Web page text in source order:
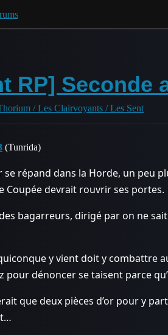
RP] Seconde
/ Les Clairvoyants / Les Sent
(Tunrida)
répand dans la Horde, un peu
Coupée devrait rouvrir ses portes.
bagarreurs, dirigé par on ne
y vient doit y combattre
pour dénoncer se taisent parce
que deux pièces d’or pour y